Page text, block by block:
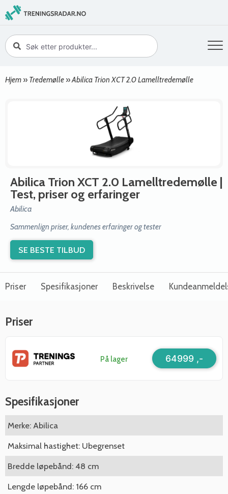
Hjem » Tredemølle »Abilica Trion XCT 2.0 Lamelltredemølle
Abilica Trion XCT 2.0 Lamelltredemølle |
Test, priser og erfaringer
Abilica
Sammenlign priser, kundenes erfaringer og tester
SE BESTE TILBUD
Priser Spesifikasjoner Beskrivelse
Priser
På lager 64999 ,-
Spesifikasjoner
Merke: Abilica
Maksimal hastighet: Ubegrenset
Bredde løpebånd: 48 cm
Lengde løpebånd: 166 cm